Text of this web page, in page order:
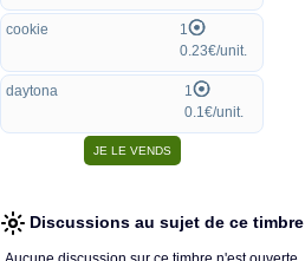
cookie
1
0.23€/unit.
daytona
1
0.1€/unit.
Discussions au sujet de ce timbre